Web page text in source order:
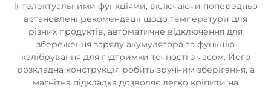
інтелектуальними функціями, включаючи попередньо
встановлені рекомендації щодо температури для
різних продуктів, автоматичне відключення для
збереження заряду акумулятора та функцію
калібрування для підтримки точності з часом. Його
розкладна конструкція робить зручним зберігання, а
магнітна підкладка дозволяє легко кріпити на